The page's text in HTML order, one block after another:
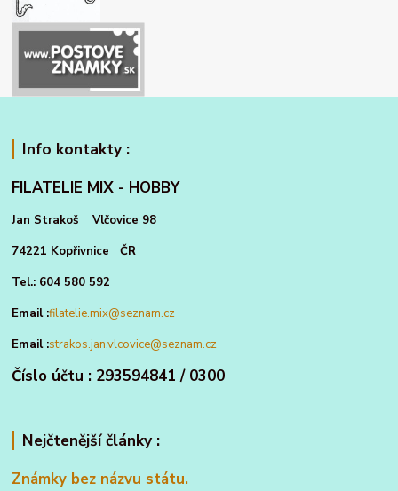
Info kontakty :
FILATELIE MIX - HOBBY
Jan Strakoš Vlčovice 98
74221 Kopřivnice ČR
Tel.: 604 580 592
Email :filatelie.mix@seznam.cz
Email :strakos.jan.vlcovice@seznam.cz
Číslo účtu : 293594841 / 0300
Nejčtenější články :
Známky bez názvu státu.